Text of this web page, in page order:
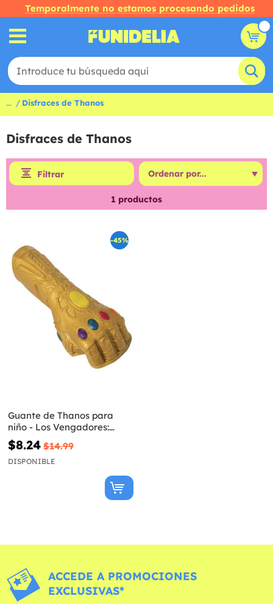
Temporalmente no estamos procesando pedidos
... Disfraces de Thanos
Disfraces de Thanos
Filtrar
1 productos
-45%
Guante de Thanos para
niño - Los Vengadores:
Endgame
$8.24 $14.99
DISPONIBLE
ACCEDE A PROMOCIONES
EXCLUSIVAS*